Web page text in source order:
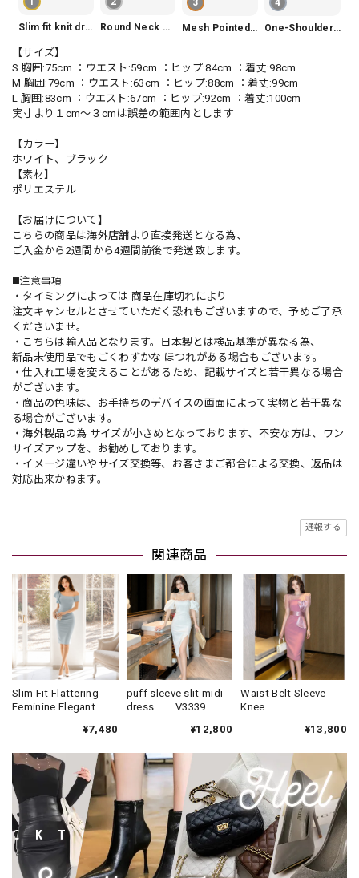
Slim fit knit dress(3color) V1330 Round Neck Tiered Sleeveless Dress V2290
3
Mesh Pointed Toe Pumps V165
4
One-Shoulder Slim-Fit Flattering Mermaid Skirt Dress V2295
【サイズ】
S 胸囲:75cm ：ウエスト:59cm ：ヒップ:84cm ：着丈:98cm
M 胸囲:79cm ：ウエスト:63cm ：ヒップ:88cm ：着丈:99cm
L 胸囲:83cm ：ウエスト:67cm ：ヒップ:92cm ：着丈:100cm
実寸より１cm〜３cmは誤差の範囲内とします
【カラー】
ホワイト、ブラック
【素材】
ポリエステル
【お届けについて】
こちらの商品は海外店舗より直接発送となる為、
ご入金から2週間から4週間前後で発送致します。
◼️注意事項
・タイミングによっては 商品在庫切れにより
注文キャンセルとさせていただく恐れもございますので、予めご了承
くださいませ。
・こちらは輸入品となります。日本製とは検品基準が異なる為、
新品未使用品でもごくわずかな ほつれがある場合もございます。
・仕入れ工場を変えることがあるため、記載サイズと若干異なる場合
がございます。
・商品の色味は、お手持ちのデバイスの画面によって実物と若干異な
る場合がございます。
・海外製品の為 サイズが小さめとなっております、不安な方は、ワン
サイズアップを、お勧めしております。
・イメージ違いやサイズ交換等、お客さまご都合による交換、返品は
対応出来かねます。
通報する
関連商品
Slim Fit Flattering
Feminine Elegant
Dress V2287¥7,480
puff sleeve slit midi
dress V3339
¥12,800
Waist Belt Sleeve
Knee
¥13,800